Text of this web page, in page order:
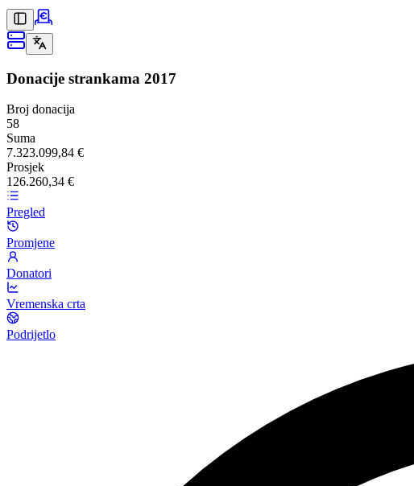
Donacije strankama 2017
Broj donacija
58
Suma
7.323.099,84 €
Prosjek
126.260,34 €
Pregled
Promjene
Donatori
Vremenska crta
Podrijetlo